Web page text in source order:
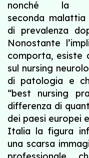
nonché la
seconda
di prevalenza
Nonostante
comporta, esiste
sul nursing
di patologia e
“best nursing
differenza di
dei paesi europei
Italia la figura
una scarsa